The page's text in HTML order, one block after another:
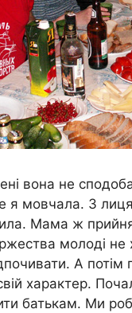
вона не
я мовчала. З
Мама ж
молоді не
А
характер.
батькам. Ми